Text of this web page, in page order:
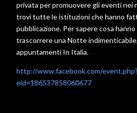
privata per promuovere gli eventi nei
trovi tutte le istituzioni che hanno
pubblicazione. Per sapere cosa
trascorrere una Notte
appuntamenti In Italia.
http://www.facebook.com/event.php?
eid=186537858060677